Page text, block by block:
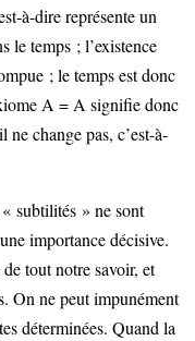
à-dire représente un
le temps ; l’existence
; le temps est donc
A = A signifie donc
change pas, c’est-à-
subtilités » ne sont
importance décisive.
tout notre savoir, et
On ne peut impunément
déterminées. Quand la